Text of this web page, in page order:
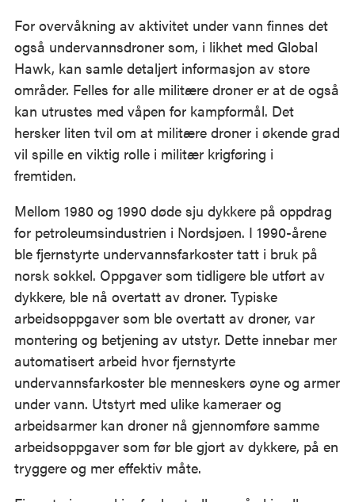
For overvåkning av aktivitet under vann finnes det
også undervannsdroner som, i likhet med Global
Hawk, kan samle detaljert informasjon av store
områder. Felles for alle militære droner er at de også
kan utrustes med våpen for kampformål. Det
hersker liten tvil om at militære droner i økende grad
vil spille en viktig rolle i militær krigføring i
fremtiden.
Mellom 1980 og 1990 døde sju dykkere på oppdrag
for petroleumsindustrien i Nordsjøen. I 1990-årene
ble fjernstyrte undervannsfarkoster tatt i bruk på
norsk sokkel. Oppgaver som tidligere ble utført av
dykkere, ble nå overtatt av droner. Typiske
arbeidsoppgaver som ble overtatt av droner, var
montering og betjening av utstyr. Dette innebar mer
automatisert arbeid hvor fjernstyrte
undervannsfarkoster ble menneskers øyne og armer
under vann. Utstyrt med ulike kameraer og
arbeidsarmer kan droner nå gjennomføre samme
arbeidsoppgaver som før ble gjort av dykkere, på en
tryggere og mer effektiv måte.